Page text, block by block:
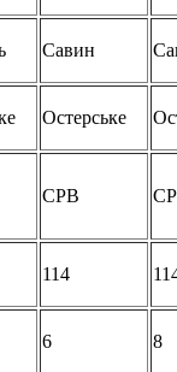
Савин
Остерське
СРВ
114
6 8